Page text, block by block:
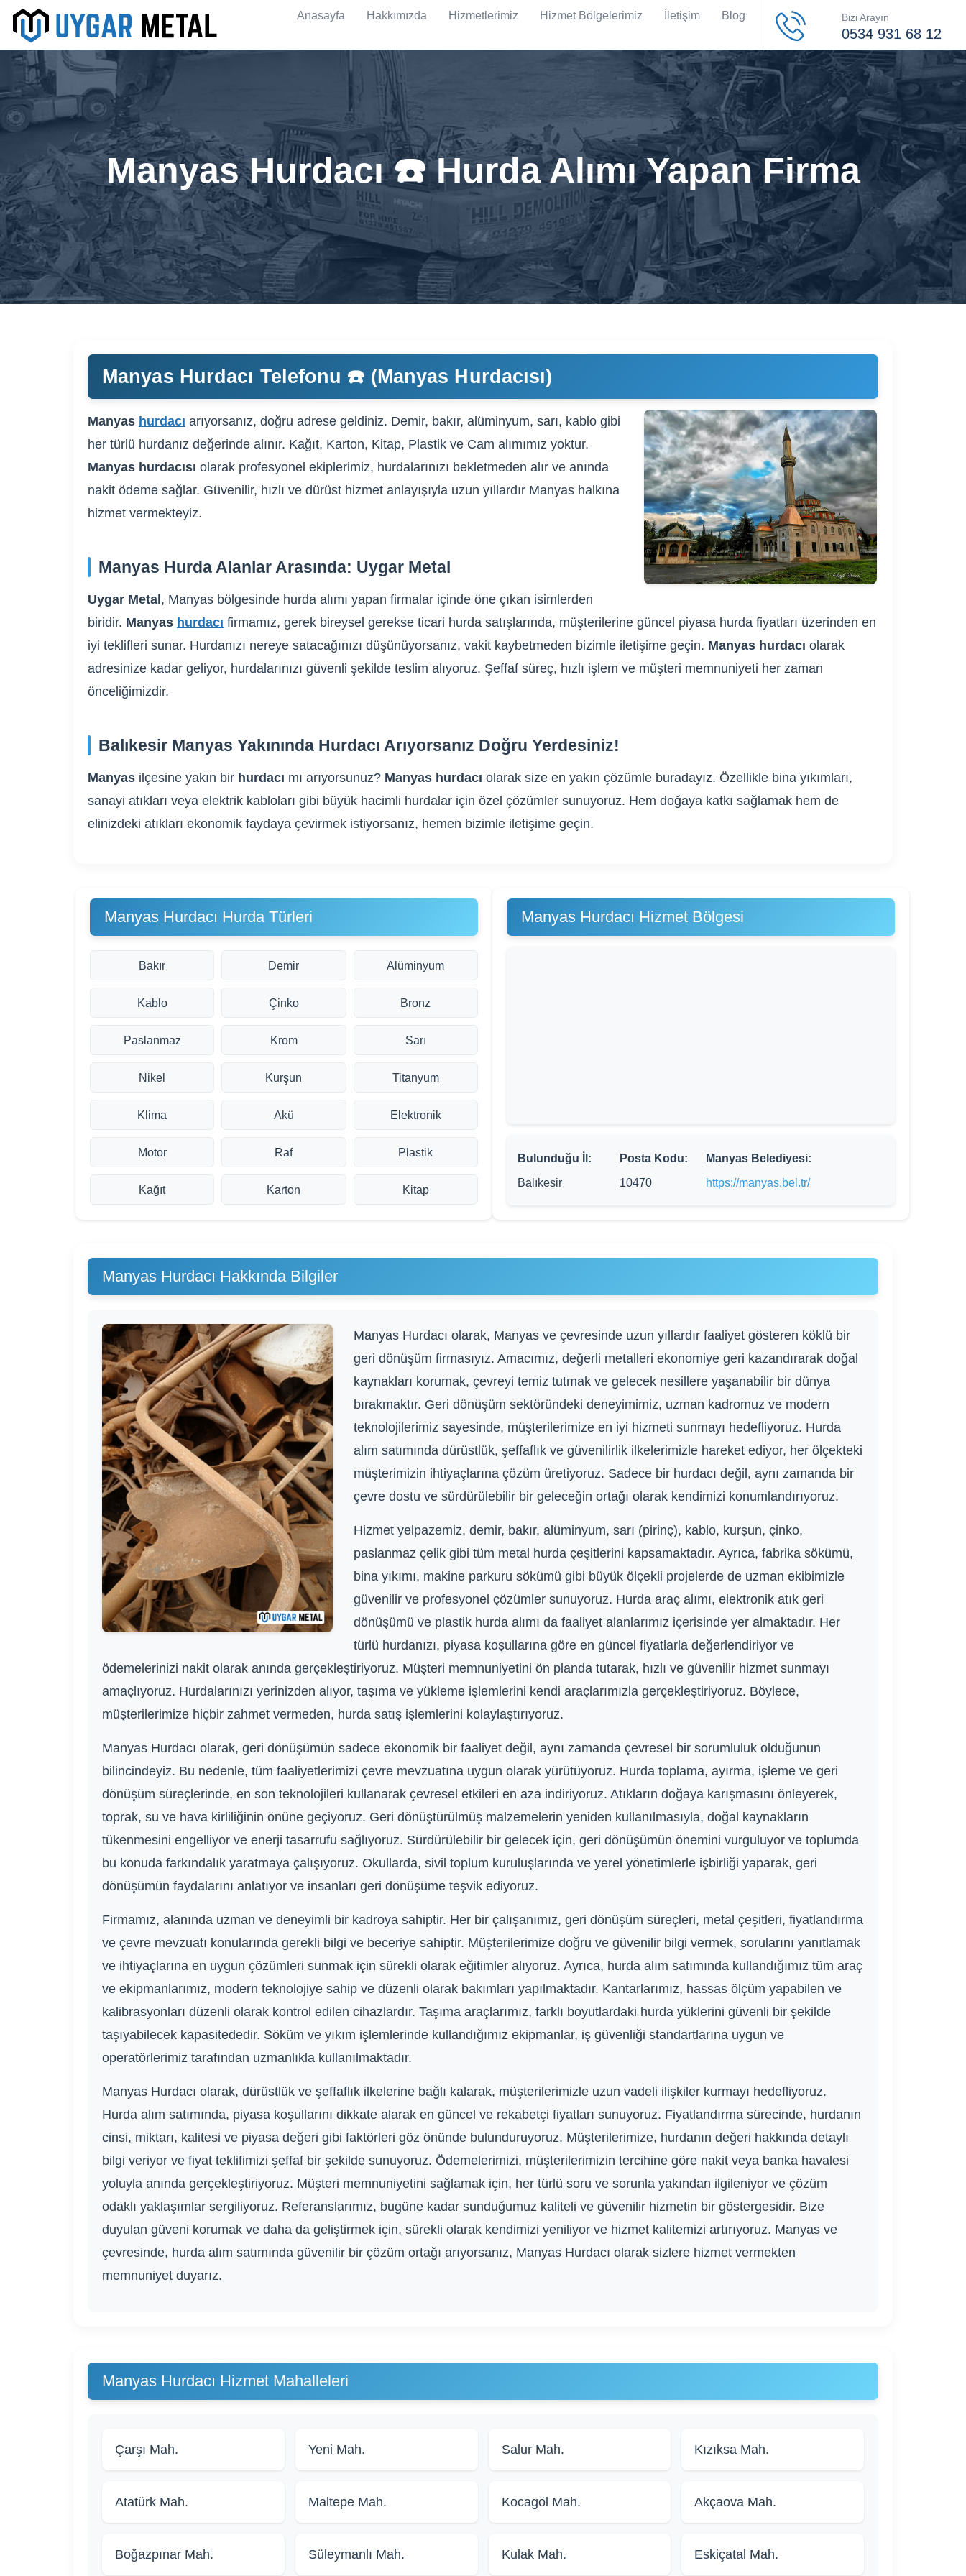
Anasayfa Hakkımızda Hizmetlerimiz Hizmet Bölgelerimiz İletişim Blog Bizi Arayın
0534 931 68 12
Manyas Hurdacı ☎️ Hurda Alımı Yapan Firma
Manyas Hurdacı Telefonu ☎️ (Manyas Hurdacısı)
Manyas hurdacı arıyorsanız, doğru adrese geldiniz. Demir, bakır, alüminyum, sarı, kablo gibi
her türlü hurdanız değerinde alınır. Kağıt, Karton, Kitap, Plastik ve Cam alımımız yoktur.
Manyas hurdacısı olarak profesyonel ekiplerimiz, hurdalarınızı bekletmeden alır ve anında
nakit ödeme sağlar. Güvenilir, hızlı ve dürüst hizmet anlayışıyla uzun yıllardır Manyas halkına
hizmet vermekteyiz.
Manyas Hurda Alanlar Arasında: Uygar Metal
Uygar Metal , Manyas bölgesinde hurda alımı yapan firmalar içinde öne çıkan isimlerden
biridir. Manyas hurdacı firmamız, gerek bireysel gerekse ticari hurda satışlarında, müşterilerine güncel piyasa hurda fiyatları üzerinden en
iyi teklifleri sunar. Hurdanızı nereye satacağınızı düşünüyorsanız, vakit kaybetmeden bizimle iletişime geçin. Manyas hurdacı olarak
adresinize kadar geliyor, hurdalarınızı güvenli şekilde teslim alıyoruz. Şeffaf süreç, hızlı işlem ve müşteri memnuniyeti her zaman
önceliğimizdir.
Balıkesir Manyas Yakınında Hurdacı Arıyorsanız Doğru Yerdesiniz!
Manyas ilçesine yakın bir hurdacı mı arıyorsunuz? Manyas hurdacı olarak size en yakın çözümle buradayız. Özellikle bina yıkımları,
sanayi atıkları veya elektrik kabloları gibi büyük hacimli hurdalar için özel çözümler sunuyoruz. Hem doğaya katkı sağlamak hem de
elinizdeki atıkları ekonomik faydaya çevirmek istiyorsanız, hemen bizimle iletişime geçin.
Manyas Hurdacı Hurda Türleri
Bakır Demir Alüminyum
Kablo Çinko Bronz
Paslanmaz Krom Sarı
Nikel Kurşun Titanyum
Klima Akü Elektronik
Motor Raf Plastik
Kağıt Karton Kitap
Manyas Hurdacı Hizmet Bölgesi
Bulunduğu İl:
Balıkesir
Posta Kodu:
10470
Manyas Belediyesi:
https://manyas.bel.tr/
Manyas Hurdacı Hakkında Bilgiler
Manyas Hurdacı olarak, Manyas ve çevresinde uzun yıllardır faaliyet gösteren köklü bir
geri dönüşüm firmasıyız. Amacımız, değerli metalleri ekonomiye geri kazandırarak doğal
kaynakları korumak, çevreyi temiz tutmak ve gelecek nesillere yaşanabilir bir dünya
bırakmaktır. Geri dönüşüm sektöründeki deneyimimiz, uzman kadromuz ve modern
teknolojilerimiz sayesinde, müşterilerimize en iyi hizmeti sunmayı hedefliyoruz. Hurda
alım satımında dürüstlük, şeffaflık ve güvenilirlik ilkelerimizle hareket ediyor, her ölçekteki
müşterimizin ihtiyaçlarına çözüm üretiyoruz. Sadece bir hurdacı değil, aynı zamanda bir
çevre dostu ve sürdürülebilir bir geleceğin ortağı olarak kendimizi konumlandırıyoruz.
Hizmet yelpazemiz, demir, bakır, alüminyum, sarı (pirinç), kablo, kurşun, çinko,
paslanmaz çelik gibi tüm metal hurda çeşitlerini kapsamaktadır. Ayrıca, fabrika sökümü,
bina yıkımı, makine parkuru sökümü gibi büyük ölçekli projelerde de uzman ekibimizle
güvenilir ve profesyonel çözümler sunuyoruz. Hurda araç alımı, elektronik atık geri
dönüşümü ve plastik hurda alımı da faaliyet alanlarımız içerisinde yer almaktadır. Her
türlü hurdanızı, piyasa koşullarına göre en güncel fiyatlarla değerlendiriyor ve
ödemelerinizi nakit olarak anında gerçekleştiriyoruz. Müşteri memnuniyetini ön planda tutarak, hızlı ve güvenilir hizmet sunmayı
amaçlıyoruz. Hurdalarınızı yerinizden alıyor, taşıma ve yükleme işlemlerini kendi araçlarımızla gerçekleştiriyoruz. Böylece,
müşterilerimize hiçbir zahmet vermeden, hurda satış işlemlerini kolaylaştırıyoruz.
Manyas Hurdacı olarak, geri dönüşümün sadece ekonomik bir faaliyet değil, aynı zamanda çevresel bir sorumluluk olduğunun
bilincindeyiz. Bu nedenle, tüm faaliyetlerimizi çevre mevzuatına uygun olarak yürütüyoruz. Hurda toplama, ayırma, işleme ve geri
dönüşüm süreçlerinde, en son teknolojileri kullanarak çevresel etkileri en aza indiriyoruz. Atıkların doğaya karışmasını önleyerek,
toprak, su ve hava kirliliğinin önüne geçiyoruz. Geri dönüştürülmüş malzemelerin yeniden kullanılmasıyla, doğal kaynakların
tükenmesini engelliyor ve enerji tasarrufu sağlıyoruz. Sürdürülebilir bir gelecek için, geri dönüşümün önemini vurguluyor ve toplumda
bu konuda farkındalık yaratmaya çalışıyoruz. Okullarda, sivil toplum kuruluşlarında ve yerel yönetimlerle işbirliği yaparak, geri
dönüşümün faydalarını anlatıyor ve insanları geri dönüşüme teşvik ediyoruz.
Firmamız, alanında uzman ve deneyimli bir kadroya sahiptir. Her bir çalışanımız, geri dönüşüm süreçleri, metal çeşitleri, fiyatlandırma
ve çevre mevzuatı konularında gerekli bilgi ve beceriye sahiptir. Müşterilerimize doğru ve güvenilir bilgi vermek, sorularını yanıtlamak
ve ihtiyaçlarına en uygun çözümleri sunmak için sürekli olarak eğitimler alıyoruz. Ayrıca, hurda alım satımında kullandığımız tüm araç
ve ekipmanlarımız, modern teknolojiye sahip ve düzenli olarak bakımları yapılmaktadır. Kantarlarımız, hassas ölçüm yapabilen ve
kalibrasyonları düzenli olarak kontrol edilen cihazlardır. Taşıma araçlarımız, farklı boyutlardaki hurda yüklerini güvenli bir şekilde
taşıyabilecek kapasitededir. Söküm ve yıkım işlemlerinde kullandığımız ekipmanlar, iş güvenliği standartlarına uygun ve
operatörlerimiz tarafından uzmanlıkla kullanılmaktadır.
Manyas Hurdacı olarak, dürüstlük ve şeffaflık ilkelerine bağlı kalarak, müşterilerimizle uzun vadeli ilişkiler kurmayı hedefliyoruz.
Hurda alım satımında, piyasa koşullarını dikkate alarak en güncel ve rekabetçi fiyatları sunuyoruz. Fiyatlandırma sürecinde, hurdanın
cinsi, miktarı, kalitesi ve piyasa değeri gibi faktörleri göz önünde bulunduruyoruz. Müşterilerimize, hurdanın değeri hakkında detaylı
bilgi veriyor ve fiyat teklifimizi şeffaf bir şekilde sunuyoruz. Ödemelerimizi, müşterilerimizin tercihine göre nakit veya banka havalesi
yoluyla anında gerçekleştiriyoruz. Müşteri memnuniyetini sağlamak için, her türlü soru ve sorunla yakından ilgileniyor ve çözüm
odaklı yaklaşımlar sergiliyoruz. Referanslarımız, bugüne kadar sunduğumuz kaliteli ve güvenilir hizmetin bir göstergesidir. Bize
duyulan güveni korumak ve daha da geliştirmek için, sürekli olarak kendimizi yeniliyor ve hizmet kalitemizi artırıyoruz. Manyas ve
çevresinde, hurda alım satımında güvenilir bir çözüm ortağı arıyorsanız, Manyas Hurdacı olarak sizlere hizmet vermekten
memnuniyet duyarız.
Manyas Hurdacı Hizmet Mahalleleri
Çarşı Mah. Yeni Mah. Salur Mah. Kızıksa Mah.
Atatürk Mah. Maltepe Mah. Kocagöl Mah. Akçaova Mah.
Boğazpınar Mah. Süleymanlı Mah. Kulak Mah. Eskiçatal Mah.